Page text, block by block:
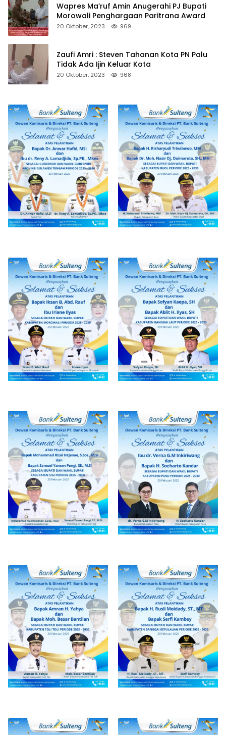
Wapres Ma’ruf Amin Anugerahi PJ Bupati
Morowali Penghargaan Paritrana Award
20 Oktober, 2023 969
Zaufi Amri : Steven Tahanan Kota PN Palu
Tidak Ada Ijin Keluar Kota
20 Oktober, 2023 968